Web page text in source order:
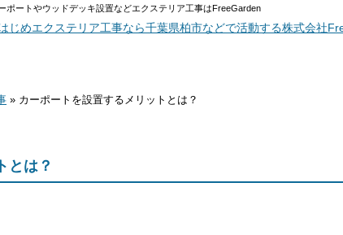
ポートやウッドデッキ設置などエクステリア工事はFreeGarden
» カーポートを設置するメリットとは？
とは？